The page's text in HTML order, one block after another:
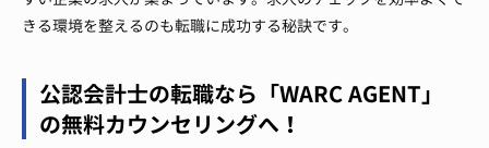
きる環境を整えるのも転職に成功する秘訣です。
公認会計士の転職なら「WARC AGENT」
の無料カウンセリングへ！